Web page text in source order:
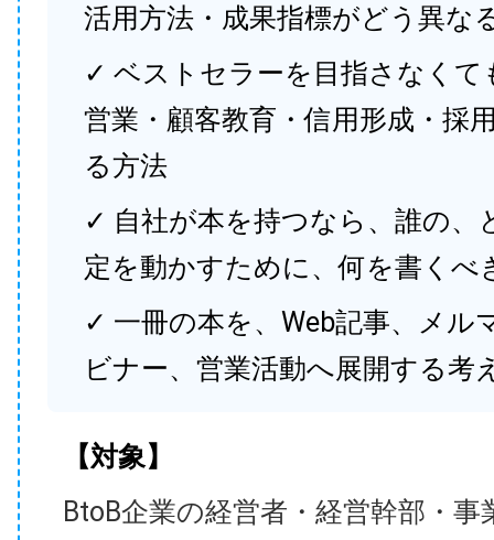
活用方法・成果指標がどう異な
✓ ベストセラーを目指さなくて
営業・顧客教育・信用形成・採
る方法
✓ 自社が本を持つなら、誰の、
定を動かすために、何を書くべ
✓ 一冊の本を、Web記事、メル
ビナー、営業活動へ展開する考
【対象】
BtoB企業の経営者・経営幹部・事